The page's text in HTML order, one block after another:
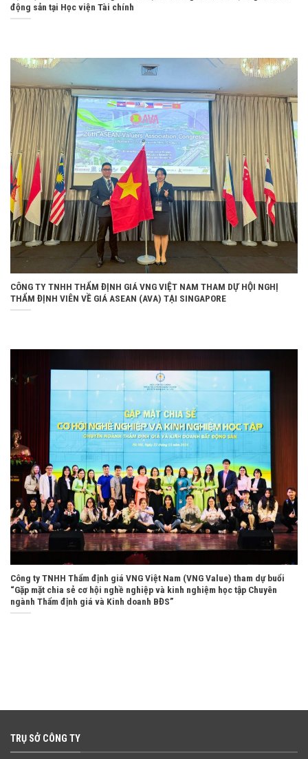
động sản tại Học viện Tài chính
CÔNG TY TNHH THẨM ĐỊNH GIÁ VNG VIỆT NAM THAM DỰ HỘI NGHỊ
THẨM ĐỊNH VIÊN VỀ GIÁ ASEAN (AVA) TẠI SINGAPORE
Công ty TNHH Thẩm định giá VNG Việt Nam (VNG Value) tham dự buổi
“Gặp mặt chia sẻ cơ hội nghề nghiệp và kinh nghiệm học tập Chuyên
ngành Thẩm định giá và Kinh doanh BĐS”
TRỤ SỞ CÔNG TY